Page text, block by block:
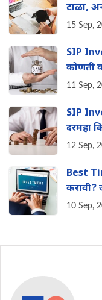
टाळा,
15 Sep,
SIP
कोणती
11 Sep,
SIP
दरमहा
गुंतवणूक
12 Sep,
Best
10 Sep,